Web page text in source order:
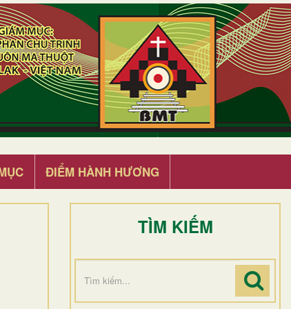
ĐIỂM HÀNH HƯƠNG
TÌM KIẾM